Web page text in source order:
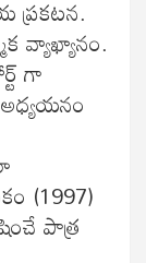
ప్రకటన.
వ్యాఖ్యానం.
గా
(1997)
పాత్ర